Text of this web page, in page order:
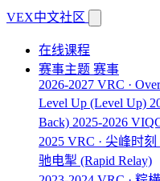
VEX中文社区
在线课程
赛事主题 赛事
2026-2027 VRC ·
Level Up (Level Up)
Back) 2025-2026
2025 VRC · 尖峰时刻
驰电掣 (Rapid Relay)